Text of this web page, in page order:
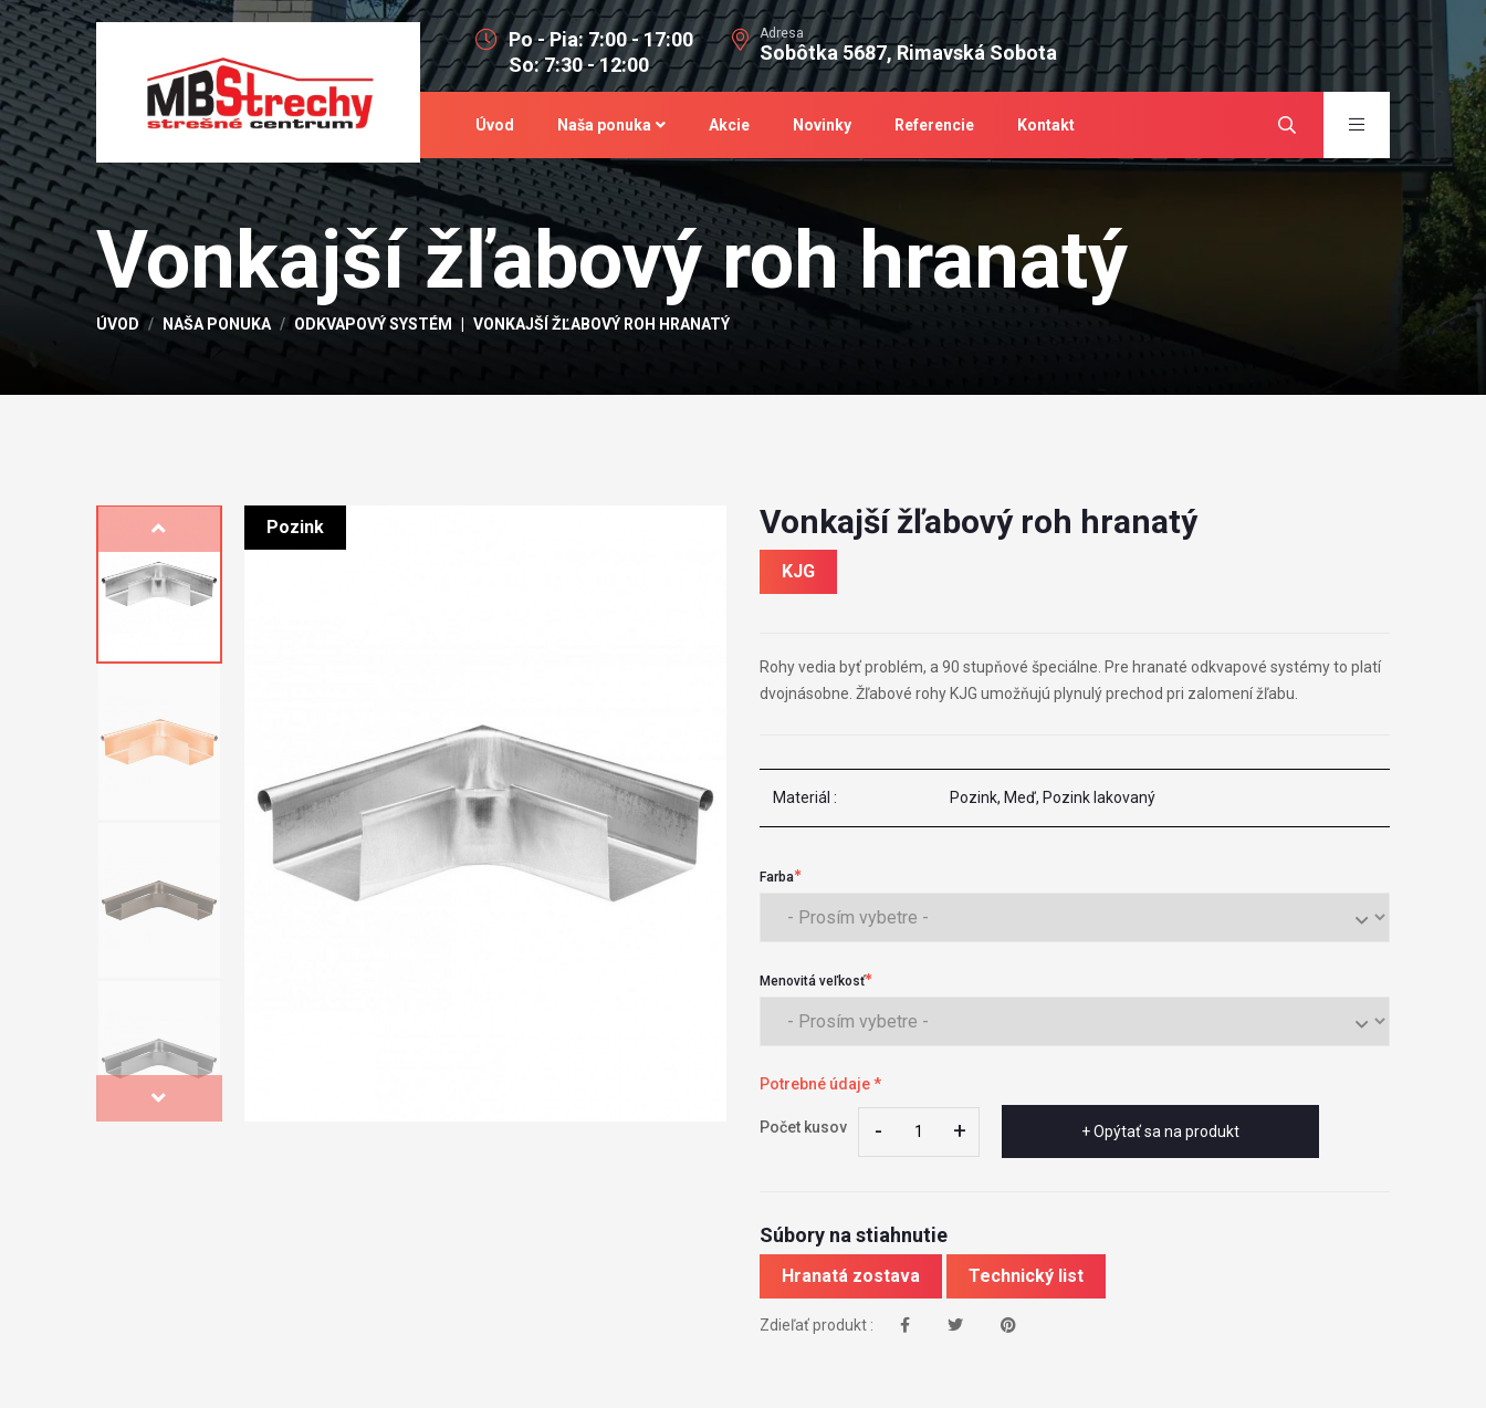
Po - Pia: 7:00 - 17:00
So: 7:30 - 12:00
Adresa
Sobôtka 5687, Rimavská Sobota
Úvod Naša ponuka Akcie Novinky Referencie Kontakt
Vonkajší žľabový roh hranatý
ÚVOD NAŠA PONUKA ODKVAPOVÝ SYSTÉM VONKAJŠÍ ŽĽABOVÝ ROH HRANATÝ
Pozink Vonkajší žľabový roh hranatý
KJG
Rohy vedia byť problém, a 90 stupňové špeciálne. Pre hranaté odkvapové systémy to platí
dvojnásobne. Žľabové rohy KJG umožňujú plynulý prechod pri zalomení žľabu.
Materiál : Pozink, Meď, Pozink lakovaný
Farba
Menovitá veľkosť
Potrebné údaje *
Počet kusov - +
- + + Opýtať sa na produkt
Súbory na stiahnutie
Hranatá zostava Technický list
Zdieľať produkt :